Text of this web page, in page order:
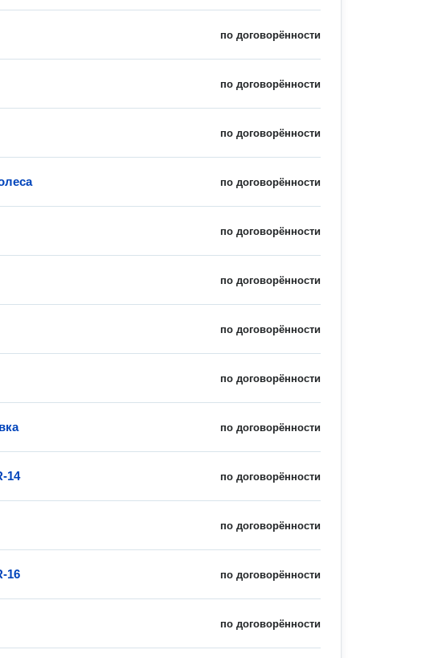
по договорённости
по договорённости
по договорённости
по договорённости
по договорённости
по договорённости
по договорённости
по договорённости
по договорённости
по договорённости
14
по договорённости
по договорённости
16
по договорённости